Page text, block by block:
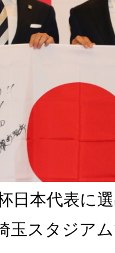
日本代表に
玉スタジア